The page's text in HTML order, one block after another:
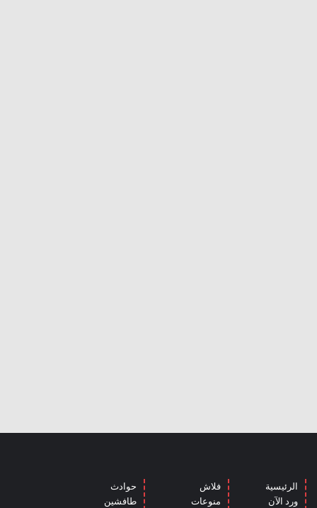
الرئيسية
ورد الآن
فلاش
منوعات
حوادث
طافشين